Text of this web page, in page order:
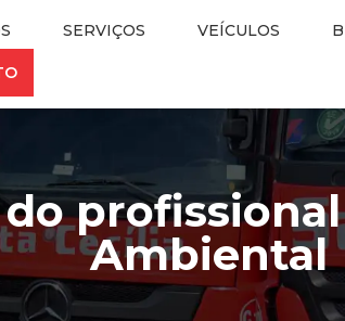
SERVIÇOS VEÍCULOS
Ambiental